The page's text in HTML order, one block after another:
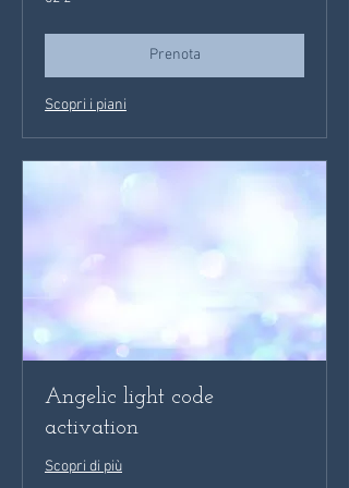
sterline
Prenota
Scopri i piani
Angelic light code
activation
Scopri di più